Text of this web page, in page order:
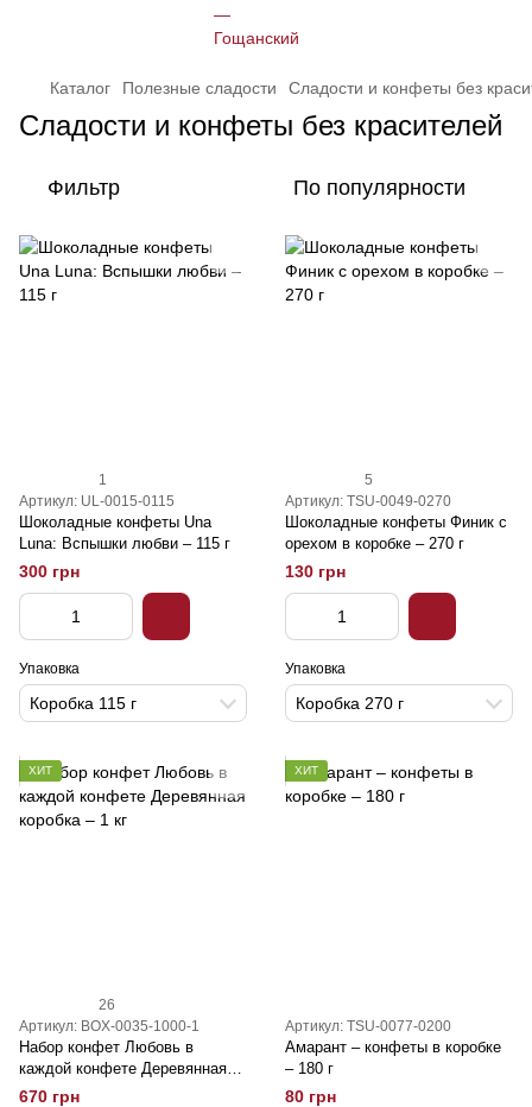
Каталог Полезные сладости Сладости и конфеты без
Сладости и конфеты без красителей
Фильтр По популярности
1
Артикул: UL-0015-0115
Шоколадные конфеты Una
Luna: Вспышки любви – 115 г
300 грн
Упаковка
Коробка 115 г
5
Артикул: TSU-0049-0270
Шоколадные конфеты Финик с
орехом в коробке – 270 г
130 грн
Упаковка
Коробка 270 г
ХИТ
26
Артикул: BOX-0035-1000-1
Набор конфет Любовь в
каждой конфете Деревянная
коробка – 1 кг
670 грн
ХИТ
Артикул: TSU-0077-0200
Амарант – конфеты в коробке
– 180 г
80 грн